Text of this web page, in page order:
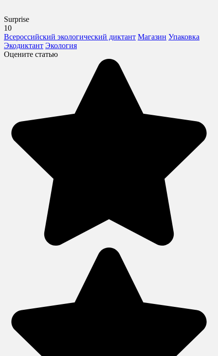
Surprise
10
Всероссийский экологический диктант Магазин Упаковка
Экодиктант Экология
Оцените статью